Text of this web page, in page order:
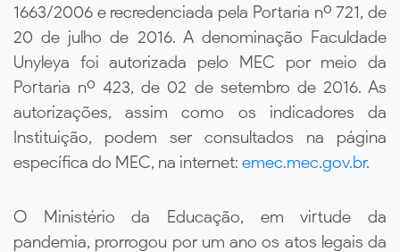
1663/2006 e recredenciada pela Portaria nº 721, de
20 de julho de 2016. A denominação Faculdade
Unyleya foi autorizada pelo MEC por meio da
Portaria nº 423, de 02 de setembro de 2016. As
autorizações, assim como os indicadores da
Instituição, podem ser consultados na página
específica do MEC, na internet: emec.mec.gov.br.
O Ministério da Educação, em virtude da
pandemia, prorrogou por um ano os atos legais da